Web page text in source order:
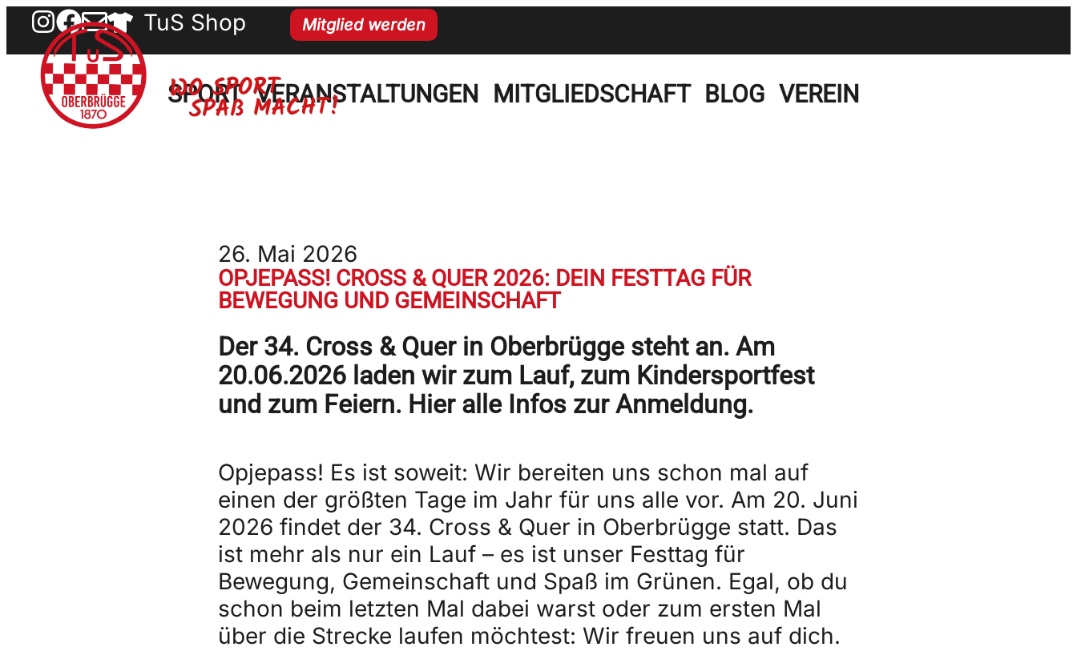
TuS Shop Mitglied werden
SPORT VERANSTALTUNGEN MITGLIEDSCHAFT BLOG VEREIN
26. Mai 2026
OPJEPASS! CROSS & QUER 2026: DEIN FESTTAG FÜR
BEWEGUNG UND GEMEINSCHAFT
Der 34. Cross & Quer in Oberbrügge steht an. Am
20.06.2026 laden wir zum Lauf, zum Kindersportfest
und zum Feiern. Hier alle Infos zur Anmeldung.
Opjepass! Es ist soweit: Wir bereiten uns schon mal auf
einen der größten Tage im Jahr für uns alle vor. Am 20. Juni
2026 findet der 34. Cross & Quer in Oberbrügge statt. Das
ist mehr als nur ein Lauf – es ist unser Festtag für
Bewegung, Gemeinschaft und Spaß im Grünen. Egal, ob du
schon beim letzten Mal dabei warst oder zum ersten Mal
über die Strecke laufen möchtest: Wir freuen uns auf dich.